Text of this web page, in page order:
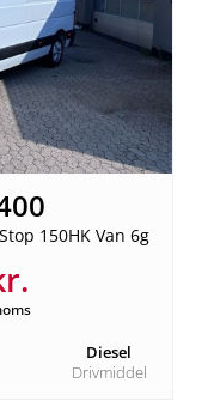
150HK Van 6g
Diesel
Drivmiddel